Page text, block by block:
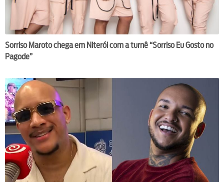
Sorriso Maroto chega em Niterói com a turnê “Sorriso Eu Gosto no
Pagode”